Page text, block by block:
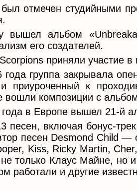
отмечен студийными
вышел альбом
его создателей.
приняли участие
группа закрывала
и приуроченный к
вошли композиции с
в Европе вышел 21-й
песен, включая бонус-
песен Desmond Child —
Kiss, Ricky Martin,
только Клаус Майне, но
работали и другие